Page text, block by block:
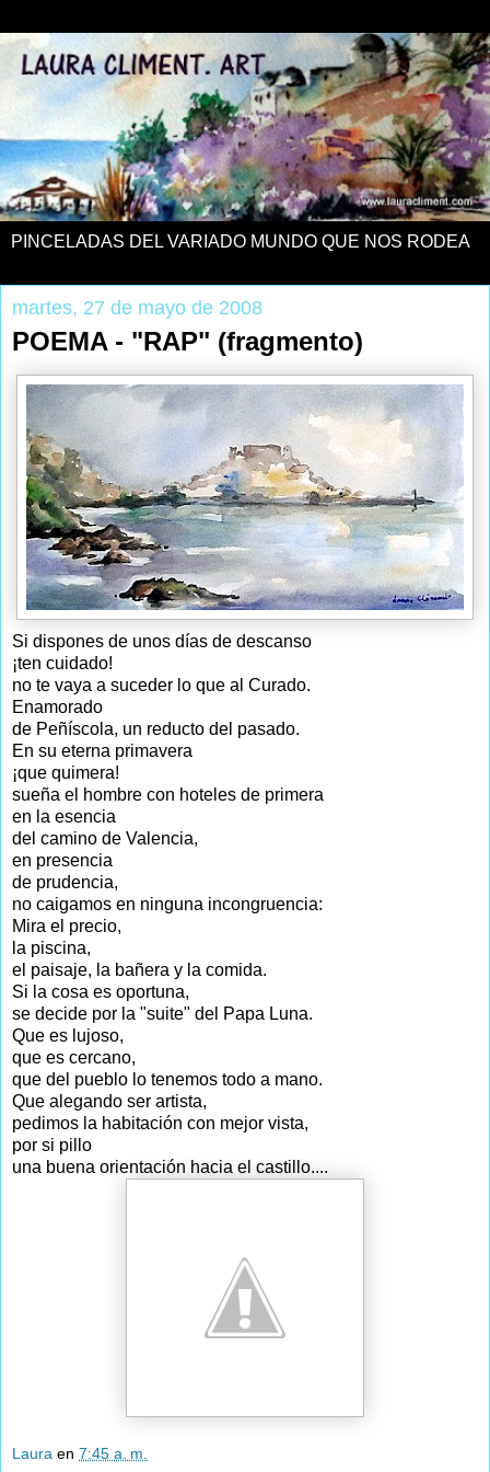
PINCELADAS DEL VARIADO MUNDO QUE NOS RODEA
martes, 27 de mayo de 2008
POEMA - "RAP" (fragmento)
Si dispones de unos días de descanso
¡ten cuidado!
no te vaya a suceder lo que al Curado.
Enamorado
de Peñíscola, un reducto del pasado.
En su eterna primavera
¡que quimera!
sueña el hombre con hoteles de primera
en la esencia
del camino de Valencia,
en presencia
de prudencia,
no caigamos en ninguna incongruencia:
Mira el precio,
la piscina,
el paisaje, la bañera y la comida.
Si la cosa es oportuna,
se decide por la "suite" del Papa Luna.
Que es lujoso,
que es cercano,
que del pueblo lo tenemos todo a mano.
Que alegando ser artista,
pedimos la habitación con mejor vista,
por si pillo
una buena orientación hacia el castillo....
Laura en 7:45 a. m.